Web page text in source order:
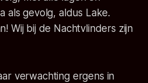
als gevolg, aldus Lake.
Wij bij de Nachtvlinders zijn
verwachting ergens in